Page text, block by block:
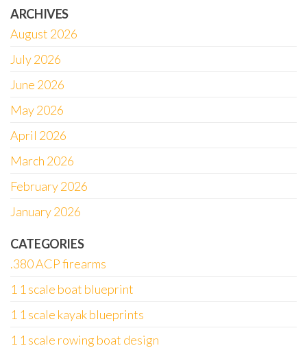
ARCHIVES
August 2026
July 2026
June 2026
May 2026
April 2026
March 2026
February 2026
January 2026
CATEGORIES
.380 ACP firearms
1 1 scale boat blueprint
1 1 scale kayak blueprints
1 1 scale rowing boat design